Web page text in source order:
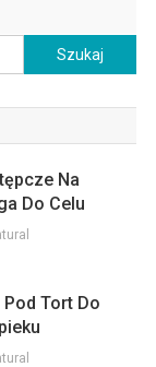
Szukaj:
Na
Do Celu
Pod Tort Do